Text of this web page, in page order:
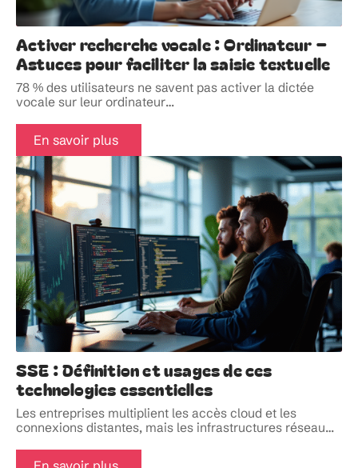
Activer recherche vocale : Ordinateur –
Astuces pour faciliter la saisie textuelle
78 % des utilisateurs ne savent pas activer la dictée
vocale sur leur ordinateur…
En savoir plus
SSE : Définition et usages de ces
technologies essentielles
Les entreprises multiplient les accès cloud et les
connexions distantes, mais les infrastructures réseau…